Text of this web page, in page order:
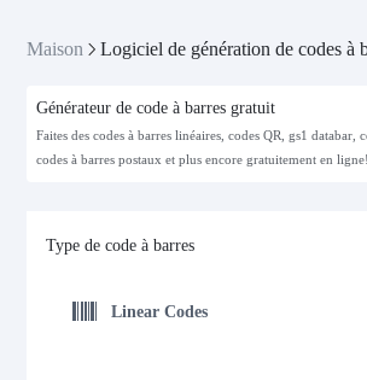
Maison Logiciel de génération de codes à
Générateur de code à barres gratuit
Faites des codes à barres linéaires, codes QR, gs1 databar,
codes à barres postaux et plus encore gratuitement en ligne!
Type de code à barres
Linear Codes